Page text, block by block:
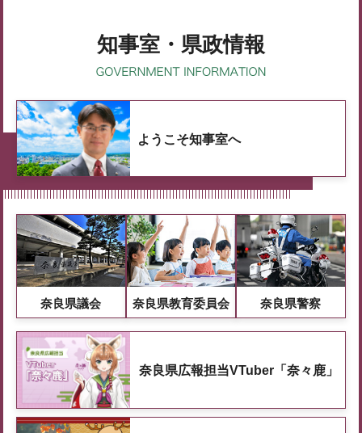
知事室・県政情報
ようこそ知事室へ
奈良県議会 奈良県教育委員会 奈良県警察
奈良県広報担当VTuber「奈々鹿」